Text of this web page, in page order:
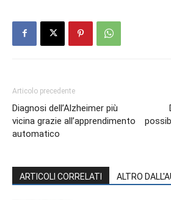
Articolo precedente
Diagnosi dell’Alzheimer più
vicina grazie all’apprendimento
automatico
ARTICOLI CORRELATI ALTRO